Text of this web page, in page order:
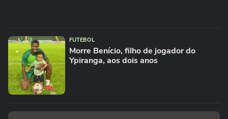
FUTEBOL
Morre Benício, filho de jogador do
Ypiranga, aos dois anos